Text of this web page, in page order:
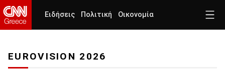
Ειδήσεις Πολιτική Οικονομία
EUROVISION 2026